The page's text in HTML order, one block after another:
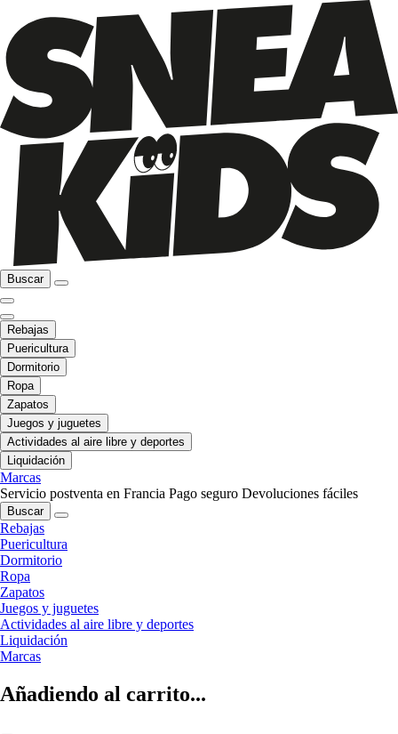
Buscar
Rebajas
Puericultura
Dormitorio
Ropa
Zapatos
Juegos y juguetes
Actividades al aire libre y deportes
Liquidación
Marcas
Servicio postventa en Francia Pago seguro Devoluciones fáciles
Buscar
Rebajas
Puericultura
Dormitorio
Ropa
Zapatos
Juegos y juguetes
Actividades al aire libre y deportes
Liquidación
Marcas
Añadiendo al carrito...